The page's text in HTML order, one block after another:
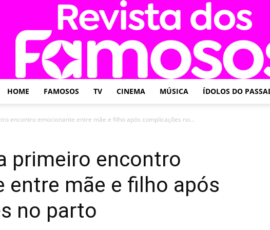
HOME FAMOSOS TV CINEMA MÚSICA ÍDOLOS DO
encontro emocionante entre mãe e filho após complicações no...
primeiro encontro
entre mãe e filho após
no parto